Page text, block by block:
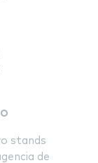
stands
de